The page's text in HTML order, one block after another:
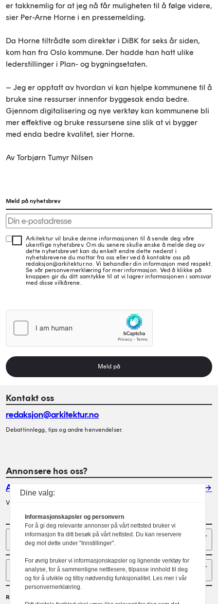
er takknemlig for at jeg nå får muligheten til å følge videre,
sier Per-Arne Horne i en pressemelding.
Da Horne tiltrådte som direktør i DiBK for seks år siden,
kom han fra Oslo kommune. Der hadde han hatt ulike
lederstillinger i Plan- og bygningsetaten.
– Jeg er opptatt av hvordan vi kan hjelpe kommunene til å
bruke sine ressurser innenfor byggesak enda bedre.
Gjennom digitalisering og nye verktøy kan kommunene bli
mer effektive og bruke ressursene sine slik at vi bygger
med enda bedre kvalitet, sier Horne.
Av Torbjørn Tumyr Nilsen
Meld på nyhetsbrev
Arkitektur vil bruke denne informasjonen til å sende deg våre
ukentlige nyhetsbrev. Om du senere skulle ønske å melde deg av
dette nyhetsbrevet kan du enkelt endre dette nederst i
nyhetsbrevene du mottar fra oss eller ved å kontakte oss på
redaksjon@arkitektur.no. Vi behandler din informasjon med respekt.
Se vår personvernerklæring for mer informasjon. Ved å klikke på
knappen gir du ditt samtykke til at vi lagrer informasjonen i samsvar
med disse vilkårene.
Meld på
Kontakt oss
redaksjon@arkitektur.no
Debattinnlegg, tips og andre henvendelser.
Annonsere hos oss?
Annonser
Vil du annonsere i Arkitektur? Les mer her.
Sider
Følg oss
Redaktør
Dine valg:
Informasjonskapsler og personvern
For å gi deg relevante annonser på vårt nettsted bruker vi
informasjon fra ditt besøk på vårt nettsted. Du kan reservere
deg mot dette under "Innstillinger".
For øvrig bruker vi informasjonskapsler og lignende verktøy for
analyse, for å sammenligne nettlesere, tilpasse innhold til deg
og for å utvikle og tilby nødvendig funksjonalitet. Les mer i vår
personvernerklæring.